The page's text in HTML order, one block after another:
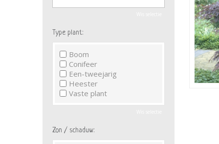
Type plant:
Boom
Conifeer
Een-tweejarig
Heester
Vaste plant
Zon / schaduw: